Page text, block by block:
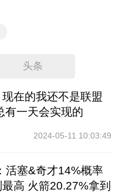
头条
在的我还不是联盟
有一天会实现的
2024-05-11 10:03:49
活塞&奇才14%概率
高 火箭20.27%拿到